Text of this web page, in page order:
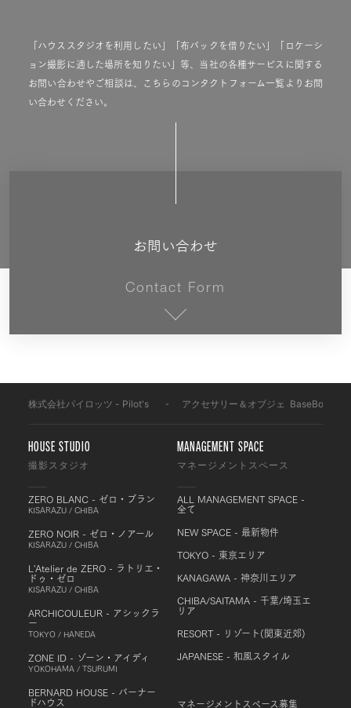
「ハウススタジオを利用したい」「布バックを借りたい」「ロケーシ
ョン撮影に適した場所を知りたい」等、当社の各種サービスに関する
お問い合わせやご相談は、こちらのコンタクトフォーム一覧よりお問
い合わせください。
お問い合わせ
Contact Form
株式会社パイロッツ - Pilot's アクセサリー＆オブジェ BaseBoard
HOUSE STUDIO
撮影スタジオ
ZERO BLANC - ゼロ・ブラン
KISARAZU / CHIBA
ZERO NOIR - ゼロ・ノアール
KISARAZU / CHIBA
L'Atelier de ZERO - ラトリエ・
ドゥ・ゼロ
KISARAZU / CHIBA
ARCHICOULEUR - アシックラ
ー
TOKYO / HANEDA
ZONE ID - ゾーン・アイディ
YOKOHAMA / TSURUMI
BERNARD HOUSE - バーナー
ドハウス
MANAGEMENT SPACE
マネージメントスペース
ALL MANAGEMENT SPACE -
全て
NEW SPACE - 最新物件
TOKYO - 東京エリア
KANAGAWA - 神奈川エリア
CHIBA/SAITAMA - 千葉/埼玉エ
リア
RESORT - リゾート(関東近郊)
JAPANESE - 和風スタイル
マネージメントスペース募集